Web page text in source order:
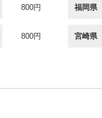
800円 福岡県
800円 宮崎県